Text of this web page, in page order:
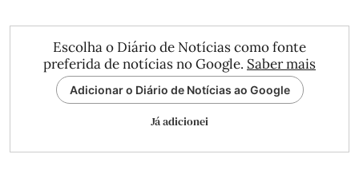
Escolha o Diário de Notícias como fonte
preferida de notícias no Google. Saber mais
Adicionar o Diário de Notícias ao Google
Já adicionei